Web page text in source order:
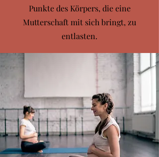
Punkte des Körpers, die eine
Mutterschaft mit sich bringt, zu
entlasten.